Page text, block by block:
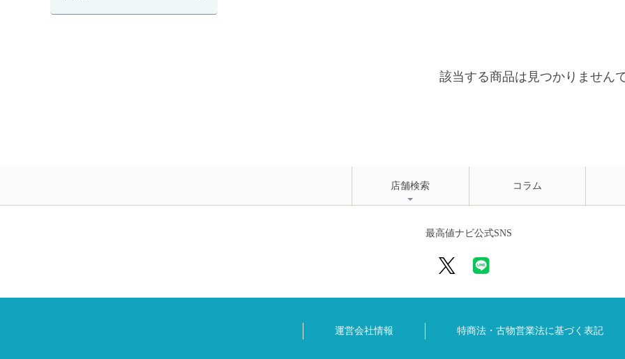
該当する商品は見つかりません
店舗検索 コラム
最高値ナビ公式SNS
運営会社情報 特商法・古物営業法に基づく表記